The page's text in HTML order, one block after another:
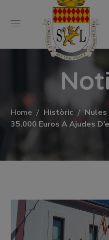
Home Històric
Nules
35.000 Euros A Ajudes